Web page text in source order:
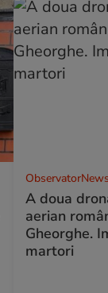
A doua
aerian
Gheorghe.
martori